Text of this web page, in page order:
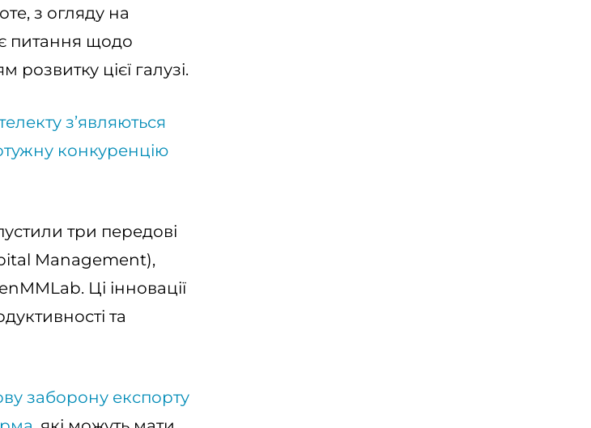
з огляду на
питання щодо
цієї галузі.
з’являються
конкуренцію
три передові
Management),
Ці інновації
та
заборону експорту